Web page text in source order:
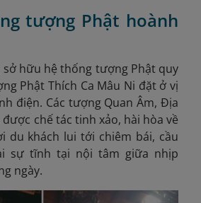
tượng Phật hoành
sở hữu hệ thống tượng Phật quy
Phật Thích Ca Mâu Ni đặt ở vị
điện. Các tượng Quan Âm, Địa
được chế tác tinh xảo, hài hòa về
du khách lui tới chiêm bái, cầu
sự tĩnh tại nội tâm giữa nhịp
ngày.